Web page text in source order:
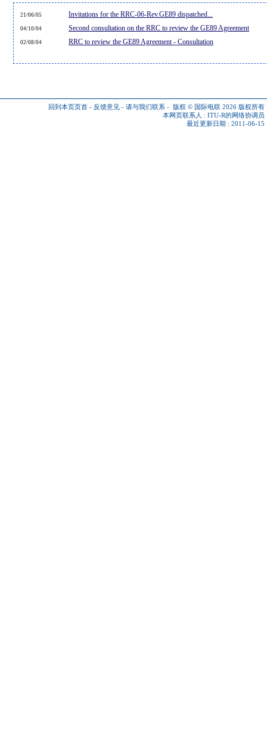
21/06/05 Invitations for the RRC-06-Rev.GE89 dispatched...
04/10/04 Second consultation on the RRC to review the GE89 Agreement
02/08/04 RRC to review the GE89 Agreement - Consultation
回到本页页首 - 反馈意见 - 请与我们联系 - 版权 © 国际电联 2026 版权所有
本网页联系人 : ITU-R的网络协调员
最近更新日期 : 2011-06-15